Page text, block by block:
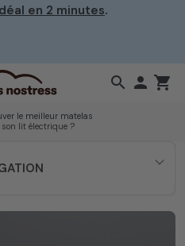
en 2 minutes.
search  shopping_cart
le meilleur matelas
lit électrique ?